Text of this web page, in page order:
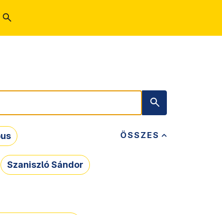
ÖSSZES
Szaniszló Sándor